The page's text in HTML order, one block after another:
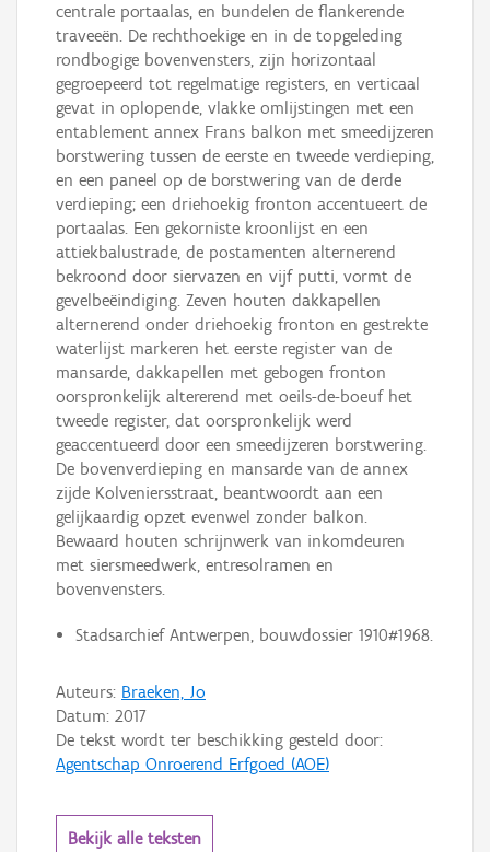
centrale portaalas, en bundelen de flankerende
traveeën. De rechthoekige en in de topgeleding
rondbogige bovenvensters, zijn horizontaal
gegroepeerd tot regelmatige registers, en verticaal
gevat in oplopende, vlakke omlijstingen met een
entablement annex Frans balkon met smeedijzeren
borstwering tussen de eerste en tweede verdieping,
en een paneel op de borstwering van de derde
verdieping; een driehoekig fronton accentueert de
portaalas. Een gekorniste kroonlijst en een
attiekbalustrade, de postamenten alternerend
bekroond door siervazen en vijf putti, vormt de
gevelbeëindiging. Zeven houten dakkapellen
alternerend onder driehoekig fronton en gestrekte
waterlijst markeren het eerste register van de
mansarde, dakkapellen met gebogen fronton
oorspronkelijk altererend met oeils-de-boeuf het
tweede register, dat oorspronkelijk werd
geaccentueerd door een smeedijzeren borstwering.
De bovenverdieping en mansarde van de annex
zijde Kolveniersstraat, beantwoordt aan een
gelijkaardig opzet evenwel zonder balkon.
Bewaard houten schrijnwerk van inkomdeuren
met siersmeedwerk, entresolramen en
bovenvensters.
Stadsarchief Antwerpen, bouwdossier 1910#1968.
Auteurs: Braeken, Jo
Datum: 2017
De tekst wordt ter beschikking gesteld door:
Agentschap Onroerend Erfgoed (AOE)
Bekijk alle teksten